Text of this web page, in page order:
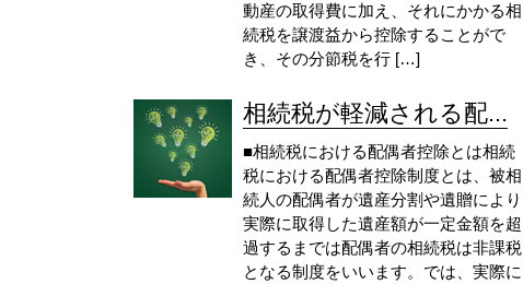
動産の取得費に加え、それにかかる相
続税を譲渡益から控除することがで
き、その分節税を行 […]
相続税が軽減される配...
■相続税における配偶者控除とは相続
税における配偶者控除制度とは、被相
続人の配偶者が遺産分割や遺贈により
実際に取得した遺産額が一定金額を超
過するまでは配偶者の相続税は非課税
となる制度をいいます。では、実際に